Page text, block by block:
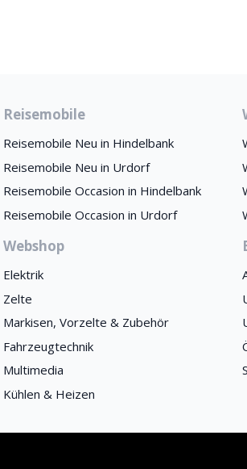
Reisemobile
Reisemobile Neu in Hindelbank
Reisemobile Neu in Urdorf
Reisemobile Occasion in Hindelbank
Reisemobile Occasion in Urdorf
Webshop
Elektrik
Zelte
Markisen, Vorzelte & Zubehör
Fahrzeugtechnik
Multimedia
Kühlen & Heizen